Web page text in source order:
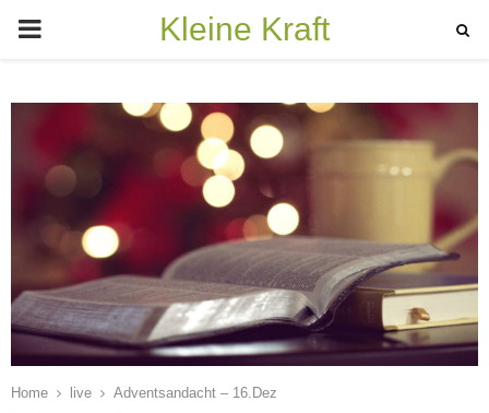
PRIMARY
Kleine Kraft
Home live Adventsandacht – 16.Dez